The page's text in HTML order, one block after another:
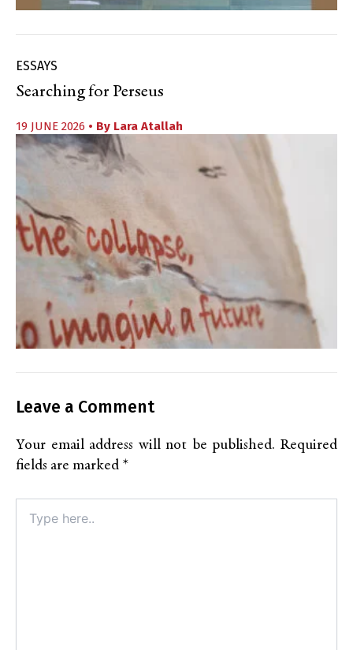
ESSAYS
Searching for Perseus
19 JUNE 2026 • By Lara Atallah
Leave a Comment
Your email address will not be published. Required
fields are marked *
here..